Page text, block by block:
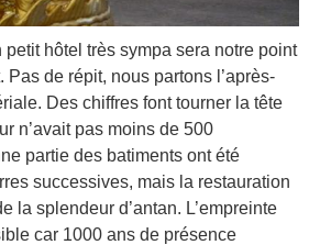
petit hôtel très sympa sera notre point
de répit, nous partons l’après-
Des chiffres font tourner la tête
n’avait pas moins de 500
partie des batiments ont été
successives, mais la restauration
la splendeur d’antan. L’empreinte
car 1000 ans de présence